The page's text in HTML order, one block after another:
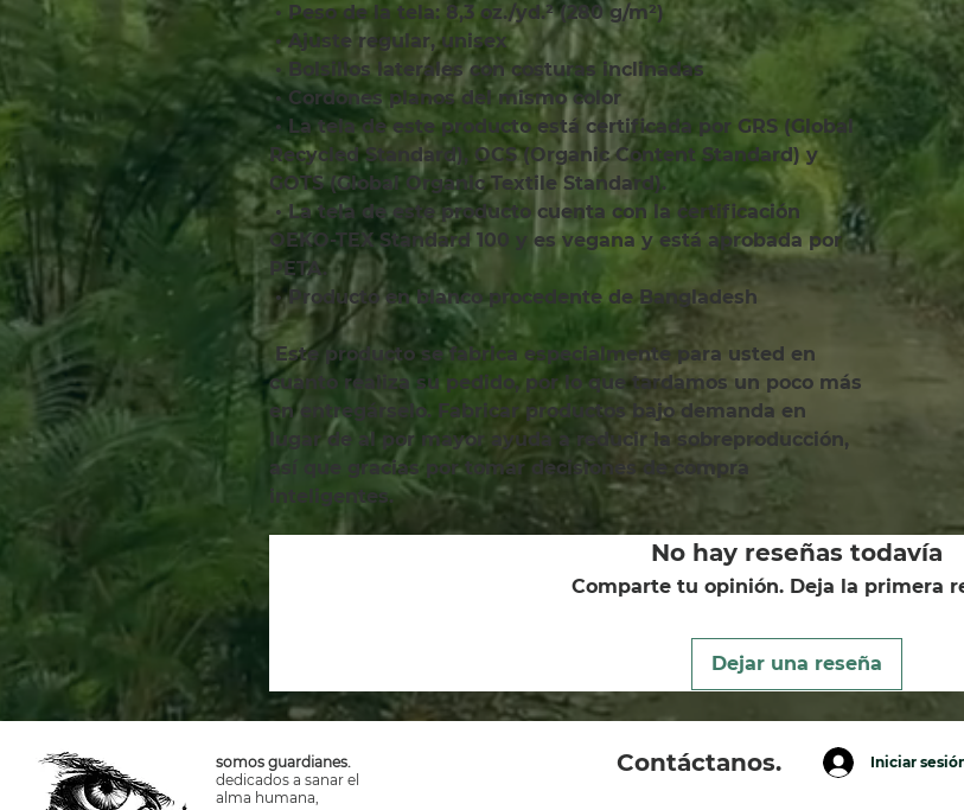
• Peso de la tela: 8,3 oz./yd.² (280 g/m²)
• Ajuste regular, unisex
• Bolsillos laterales con costuras inclinadas
• Cordones planos del mismo color
• La tela de este producto está certificada por GRS (Global
Recycled Standard), OCS (Organic Content Standard) y
GOTS (Global Organic Textile Standard).
OEKO-TEX Standard 100 y es vegana y está aprobada por
PETA.
• Producto en blanco procedente de Bangladesh
cuanto realiza su pedido, por lo que tardamos un poco más
en entregárselo. Fabricar productos bajo demanda en
lugar de al por mayor ayuda a reducir la sobreproducción,
así que gracias por tomar decisiones de compra
inteligentes.
No hay reseñas todavía
Comparte tu opinión. Deja la primera
Dejar una reseña
somos guardianes.
dedicados a sanar el
alma humana,
Contáctanos. Iniciar